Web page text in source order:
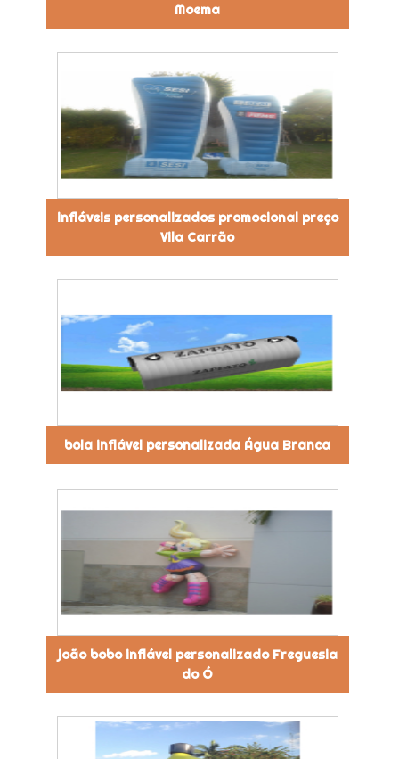
Moema
infláveis personalizados promocional preço
Vila Carrão
bola inflável personalizada Água Branca
joão bobo inflável personalizado Freguesia
do Ó